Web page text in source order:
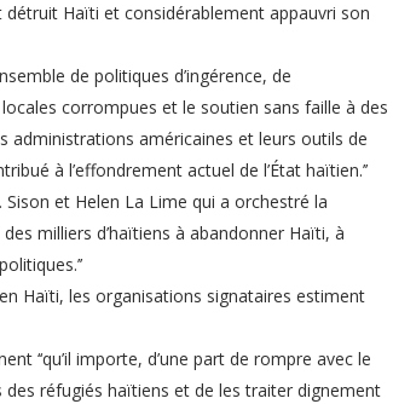
Haïti et considérablement appauvri son
de politiques d’ingérence, de
corrompues et le soutien sans faille à des
administrations américaines et leurs outils de
à l’effondrement actuel de l’État haïtien.’’
Sison et Helen La Lime qui a orchestré la
milliers d’haïtiens à abandonner Haïti, à
Haïti, les organisations signataires estiment
‘‘qu’il importe, d’une part de rompre avec le
réfugiés haïtiens et de les traiter dignement